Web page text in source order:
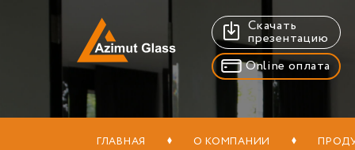
Скачать
презентацию
Online оплата
ГЛАВНАЯ О КОМПАНИИ